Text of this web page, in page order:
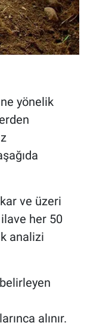
yönelik
ve üzeri
ilave her 50
analizi
alınır.